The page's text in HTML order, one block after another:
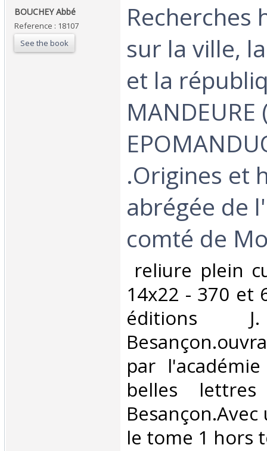
‎BOUCHEY Abbé‎
Reference : 18107
See the book
‎Recherches
sur la ville,
et la
MANDEURE
.Origines et
abrégée de
comté de
reliure plein
14x22 - 370 et
éditions J.
par
belles
le tome 1 hors